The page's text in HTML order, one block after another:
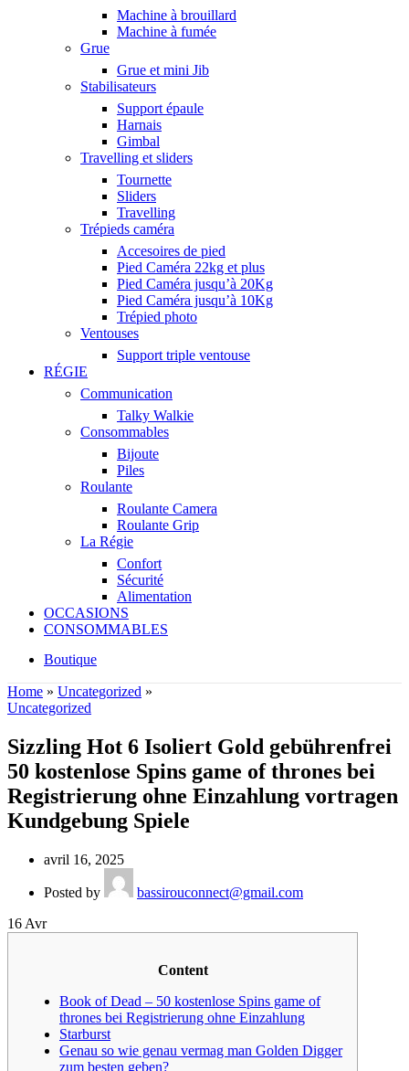
Machine à brouillard
Machine à fumée
Grue
Grue et mini Jib
Stabilisateurs
Support épaule
Harnais
Gimbal
Travelling et sliders
Tournette
Sliders
Travelling
Trépieds caméra
Accesoires de pied
Pied Caméra 22kg et plus
Pied Caméra jusqu’à 20Kg
Pied Caméra jusqu’à 10Kg
Trépied photo
Ventouses
Support triple ventouse
RÉGIE
Communication
Talky Walkie
Consommables
Bijoute
Piles
Roulante
Roulante Camera
Roulante Grip
La Régie
Confort
Sécurité
Alimentation
OCCASIONS
CONSOMMABLES
Boutique
Home » Uncategorized »
Uncategorized
Sizzling Hot 6 Isoliert Gold gebührenfrei
50 kostenlose Spins game of thrones bei
Registrierung ohne Einzahlung vortragen
Kundgebung Spiele
avril 16, 2025
Posted by
bassirouconnect@gmail.com
16 Avr
Content
Book of Dead – 50 kostenlose Spins game of
thrones bei Registrierung ohne Einzahlung
Starburst
Genau so wie genau vermag man Golden Digger
zum besten geben?